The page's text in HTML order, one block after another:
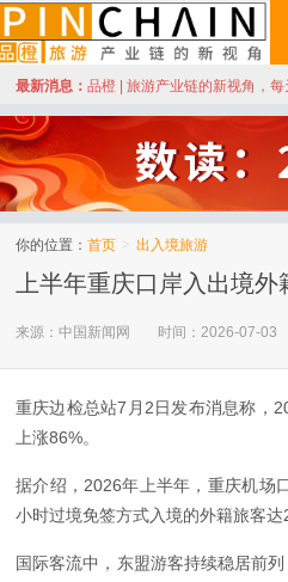
品橙旅游
最新消息： 品橙 | 旅游产业链的新视角，
你的位置： 首页 > 出入境旅游
上半年重庆口岸入出境
来源：中国新闻网 时间：2026-07-03
重庆边检总站7月2日发布消息称，
上涨86%。
据介绍，2026年上半年，重庆机场
小时过境免签方式入境的外籍旅客达
国际客流中，东盟游客持续稳居前